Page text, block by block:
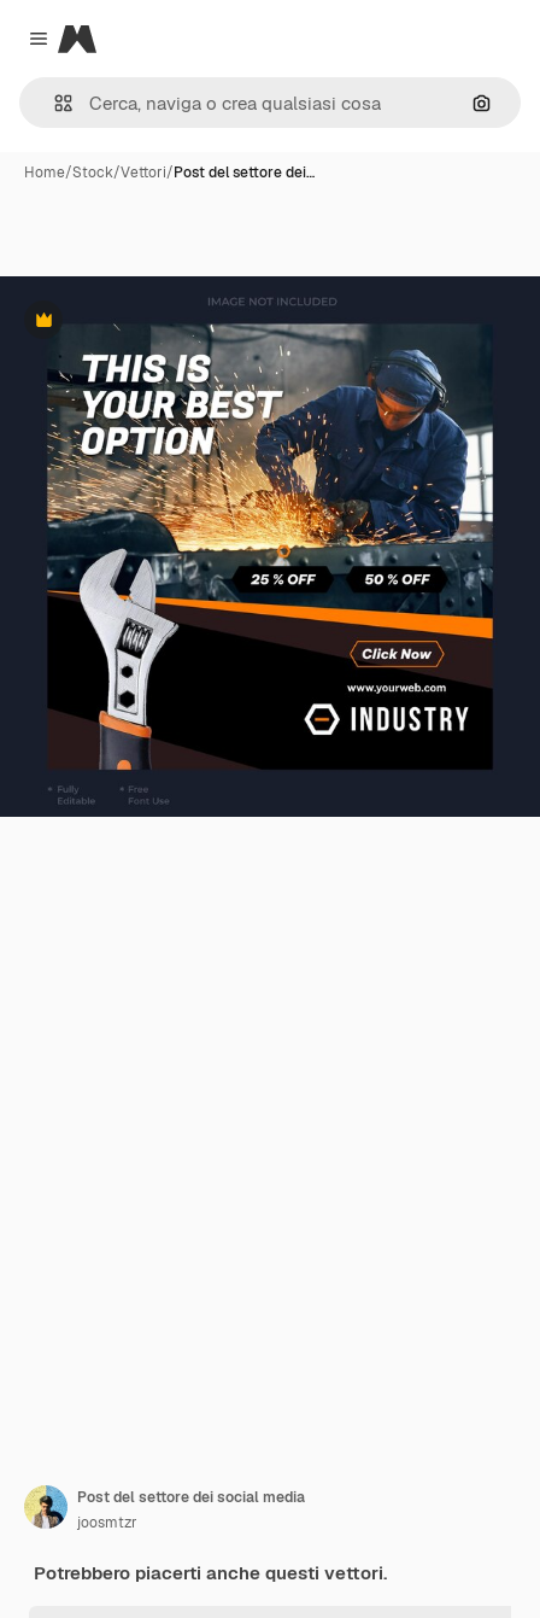
Close menu
Magnific
Cerca
Home/Stock/Vettori/Post del settore dei…
Premium
Post del settore dei social media
joosmtzr
Potrebbero piacerti anche questi vettori.